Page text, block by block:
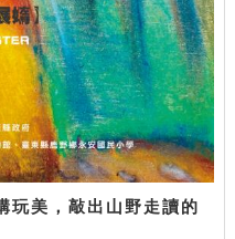
玩美，敲出山野走讀的